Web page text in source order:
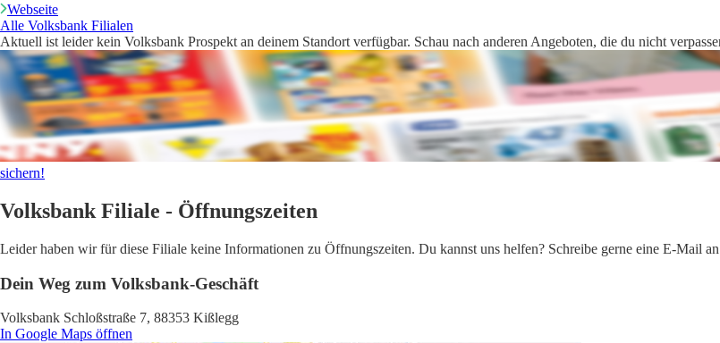
Webseite
Alle Volksbank Filialen
Aktuell ist leider kein Volksbank Prospekt an deinem Standort verfügbar. Schau nach anderen Angeboten, die du nicht
sichern!
Volksbank Filiale - Öffnungszeiten
Leider haben wir für diese Filiale keine Informationen zu Öffnungszeiten. Du kannst uns helfen? Schreibe gerne eine E-Mail
Dein Weg zum Volksbank-Geschäft
Volksbank Schloßstraße 7, 88353 Kißlegg
In Google Maps öffnen